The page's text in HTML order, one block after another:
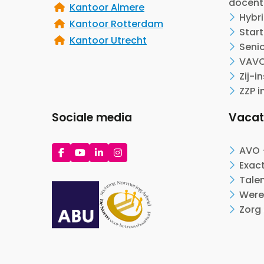
Kantoor Almere
Kantoor Rotterdam
Kantoor Utrecht
Sociale media
Ga
naar
Facebook
Ga
naar
YouTube
Ga
naar
LinkedIn
Ga
naar
Instagram
docent
Zij-
ZZP
AVO
Exact
Zorg